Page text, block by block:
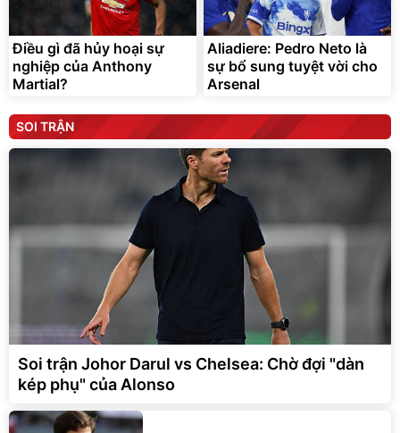
Điều gì đã hủy hoại sự
nghiệp của Anthony
Martial?
Aliadiere: Pedro Neto là
sự bổ sung tuyệt vời cho
Arsenal
SOI TRẬN
Soi trận Johor Darul vs Chelsea: Chờ đợi "dàn
kép phụ" của Alonso